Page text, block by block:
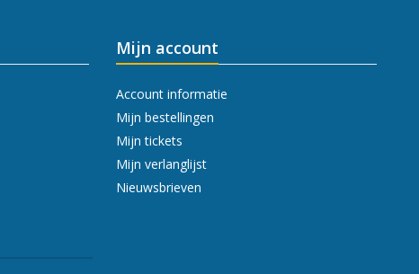
Mijn account
Account informatie
Mijn bestellingen
Mijn tickets
Mijn verlanglijst
Nieuwsbrieven